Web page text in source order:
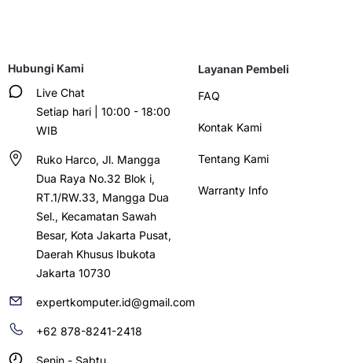
Hubungi Kami
Live Chat
Setiap hari | 10:00 - 18:00
WIB
Ruko Harco, Jl. Mangga
Dua Raya No.32 Blok i,
RT.1/RW.33, Mangga Dua
Sel., Kecamatan Sawah
Besar, Kota Jakarta Pusat,
Daerah Khusus Ibukota
Jakarta 10730
expertkomputer.id@gmail.com
+62 878-8241-2418
Senin - Sabtu
Layanan Pembeli
FAQ
Kontak Kami
Tentang Kami
Warranty Info